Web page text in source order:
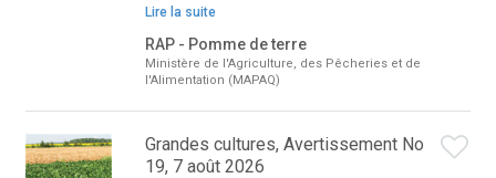
Lire la suite
RAP - Pomme de terre
Ministère de l'Agriculture, des Pêcheries et de
l'Alimentation (MAPAQ)
Grandes cultures, Avertissement No
19, 7 août 2026